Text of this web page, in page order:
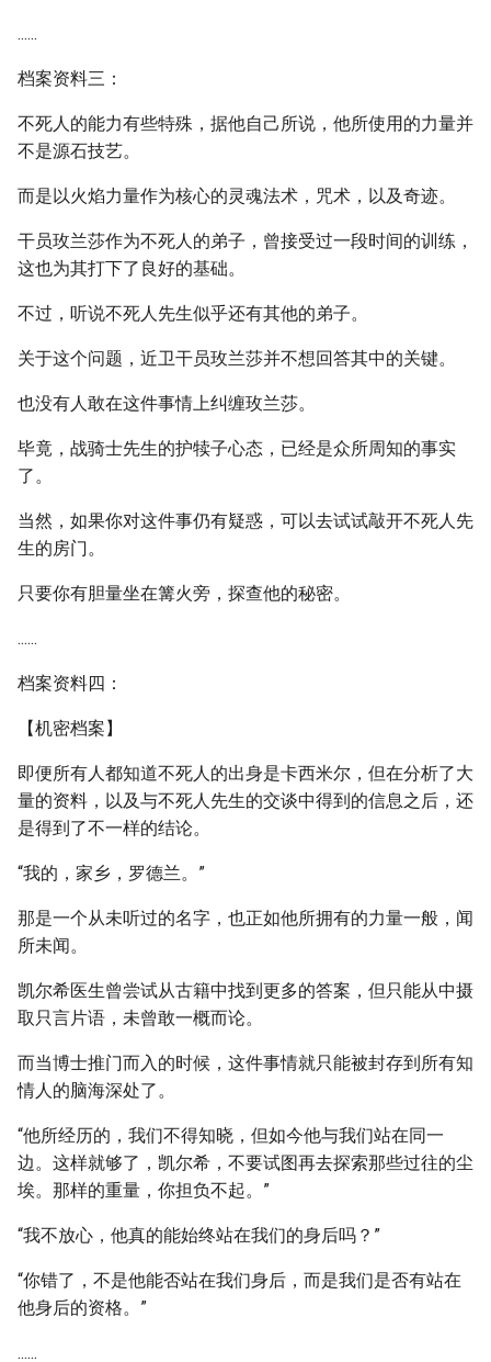
......
档案资料三：
不死人的能力有些特殊，据他自己所说，他所使用的力量并
不是源石技艺。
而是以火焰力量作为核心的灵魂法术，咒术，以及奇迹。
干员玫兰莎作为不死人的弟子，曾接受过一段时间的训练，
这也为其打下了良好的基础。
不过，听说不死人先生似乎还有其他的弟子。
关于这个问题，近卫干员玫兰莎并不想回答其中的关键。
也没有人敢在这件事情上纠缠玫兰莎。
毕竟，战骑士先生的护犊子心态，已经是众所周知的事实
了。
当然，如果你对这件事仍有疑惑，可以去试试敲开不死人先
生的房门。
只要你有胆量坐在篝火旁，探查他的秘密。
......
档案资料四：
【机密档案】
即便所有人都知道不死人的出身是卡西米尔，但在分析了大
量的资料，以及与不死人先生的交谈中得到的信息之后，还
是得到了不一样的结论。
“我的，家乡，罗德兰。”
那是一个从未听过的名字，也正如他所拥有的力量一般，闻
所未闻。
凯尔希医生曾尝试从古籍中找到更多的答案，但只能从中摄
取只言片语，未曾敢一概而论。
而当博士推门而入的时候，这件事情就只能被封存到所有知
情人的脑海深处了。
“他所经历的，我们不得知晓，但如今他与我们站在同一
边。这样就够了，凯尔希，不要试图再去探索那些过往的尘
埃。那样的重量，你担负不起。”
“我不放心，他真的能始终站在我们的身后吗？”
“你错了，不是他能否站在我们身后，而是我们是否有站在
他身后的资格。”
......